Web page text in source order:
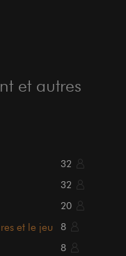
et autres
32
32
20
et le jeu
8
8